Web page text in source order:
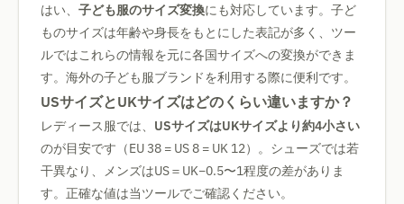
はい、 子ども服のサイズ変換にも対応しています。子ど
ものサイズは年齢や身長をもとにした表記が多く、ツー
ルではこれらの情報を元に各国サイズへの変換ができま
す。海外の子ども服ブランドを利用する際に便利です。
USサイズとUKサイズはどのくらい違いますか？
レディース服では、 USサイズはUKサイズより約4小さい
のが目安です（EU 38 = US 8 = UK 12）。シューズでは若
干異なり、メンズはUS＝UK−0.5〜1程度の差がありま
す。正確な値は当ツールでご確認ください。